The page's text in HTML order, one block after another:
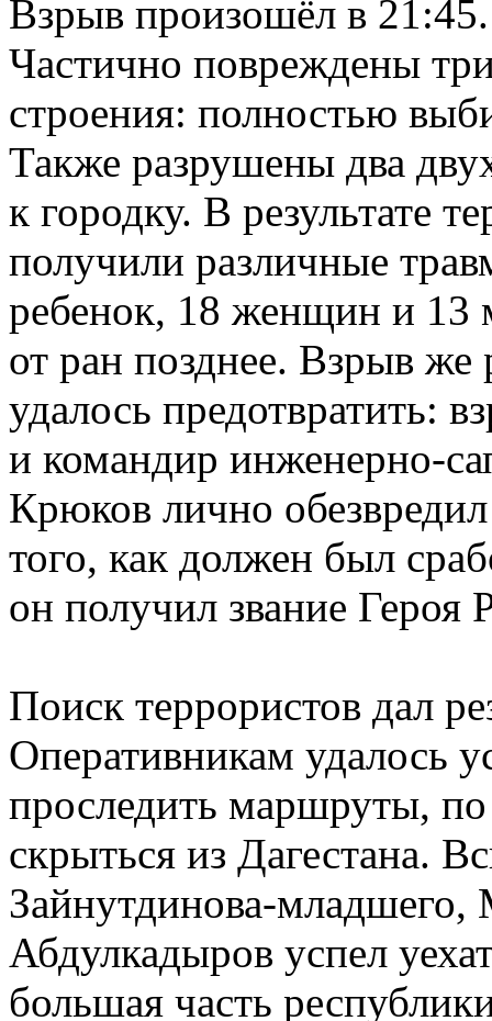
Взрыв произошёл в
Частично повреждены
строения: полностью
Также разрушены два
к городку. В результате
получили различные
ребенок, 18 женщин и 13
от ран позднее. Взрыв
удалось предотвратить:
и командир инженерно-
Крюков лично
того, как должен был
он получил звание Героя
Поиск террористов дал
Оперативникам удалось
проследить маршруты,
скрыться из Дагестана.
Зайнутдинова-младшего,
Абдулкадыров успел
большая часть